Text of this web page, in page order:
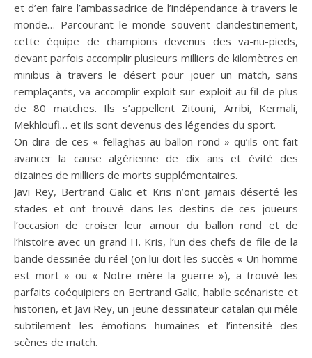
et d’en faire l’ambassadrice de l’indépendance à travers le
monde… Parcourant le monde souvent clandestinement,
cette équipe de champions devenus des va-nu-pieds,
devant parfois accomplir plusieurs milliers de kilomètres en
minibus à travers le désert pour jouer un match, sans
remplaçants, va accomplir exploit sur exploit au fil de plus
de 80 matches. Ils s’appellent Zitouni, Arribi, Kermali,
Mekhloufi… et ils sont devenus des légendes du sport.
On dira de ces « fellaghas au ballon rond » qu’ils ont fait
avancer la cause algérienne de dix ans et évité des
dizaines de milliers de morts supplémentaires.
Javi Rey, Bertrand Galic et Kris n’ont jamais déserté les
stades et ont trouvé dans les destins de ces joueurs
l’occasion de croiser leur amour du ballon rond et de
l’histoire avec un grand H. Kris, l’un des chefs de file de la
bande dessinée du réel (on lui doit les succès « Un homme
est mort » ou « Notre mère la guerre »), a trouvé les
parfaits coéquipiers en Bertrand Galic, habile scénariste et
historien, et Javi Rey, un jeune dessinateur catalan qui mêle
subtilement les émotions humaines et l’intensité des
scènes de match.